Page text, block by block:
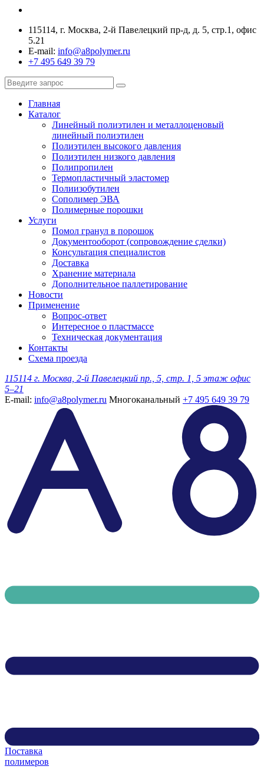
115114, г. Москва, 2-й Павелецкий пр-д, д. 5, стр.1, офис
5.21
E-mail: info@a8polymer.ru
+7 495 649 39 79
Главная
Каталог
Линейный полиэтилен и металлоценовый
линейный полиэтилен
Полиэтилен высокого давления
Полиэтилен низкого давления
Полипропилен
Термопластичный эластомер
Полиизобутилен
Сополимер ЭВА
Полимерные порошки
Услуги
Помол гранул в порошок
Документооборот (сопровождение сделки)
Консультация специалистов
Доставка
Хранение материала
Дополнительное паллетирование
Новости
Применение
Вопрос-ответ
Интересное о пластмассе
Техническая документация
Контакты
Схема проезда
115114 г. Москва, 2-й Павелецкий пр., 5, стр. 1, 5 этаж офис
5–21
E-mail: info@a8polymer.ru Многоканальный +7 495 649 39 79
Поставка
полимеров